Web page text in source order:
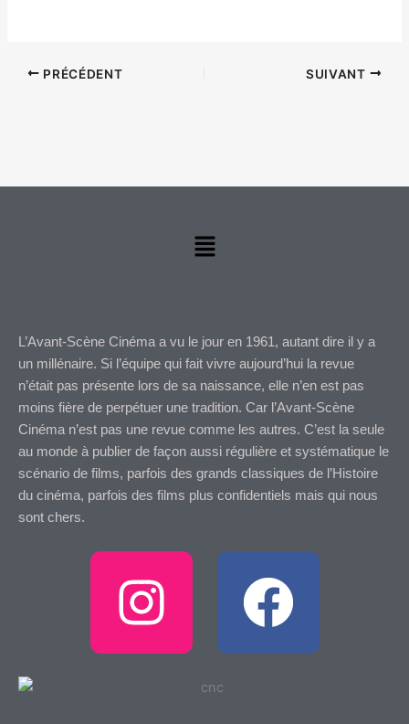
PRÉCÉDENT SUIVANT
Menu
L’Avant-Scène Cinéma a vu le jour en 1961, autant dire il y a
un millénaire. Si l’équipe qui fait vivre aujourd’hui la revue
n’était pas présente lors de sa naissance, elle n’en est pas
moins fière de perpétuer une tradition. Car l’Avant-Scène
Cinéma n’est pas une revue comme les autres. C’est la seule
au monde à publier de façon aussi régulière et systématique le
scénario de films, parfois des grands classiques de l’Histoire
du cinéma, parfois des films plus confidentiels mais qui nous
sont chers.
I
n
F
a